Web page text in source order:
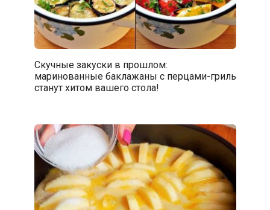
Скучные закуски в прошлом:
маринованные баклажаны с перцами-гриль
станут хитом вашего стола!